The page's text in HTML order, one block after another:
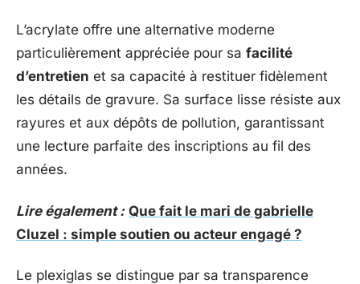
L’acrylate offre une alternative moderne
particulièrement appréciée pour sa facilité
d’entretien et sa capacité à restituer fidèlement
les détails de gravure. Sa surface lisse résiste aux
rayures et aux dépôts de pollution, garantissant
une lecture parfaite des inscriptions au fil des
années.
Lire également : Que fait le mari de gabrielle
Cluzel : simple soutien ou acteur engagé ?
Le plexiglas se distingue par sa transparence